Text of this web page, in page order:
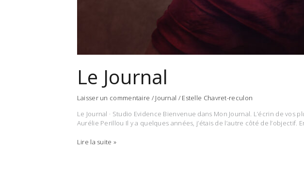
Le Journal
Laisser un commentaire / Journal / Estelle Chavret-reculon
Le Journal · Studio Evidence Bienvenue dans Mon Journal. L’écrin de
Aurélie Perillou Il y a quelques années, j’étais de l’autre côté de
Le
Lire la suite »